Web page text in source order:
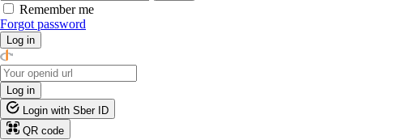
Remember me
Forgot password
Log in
Log in
Login with Sber ID
QR code